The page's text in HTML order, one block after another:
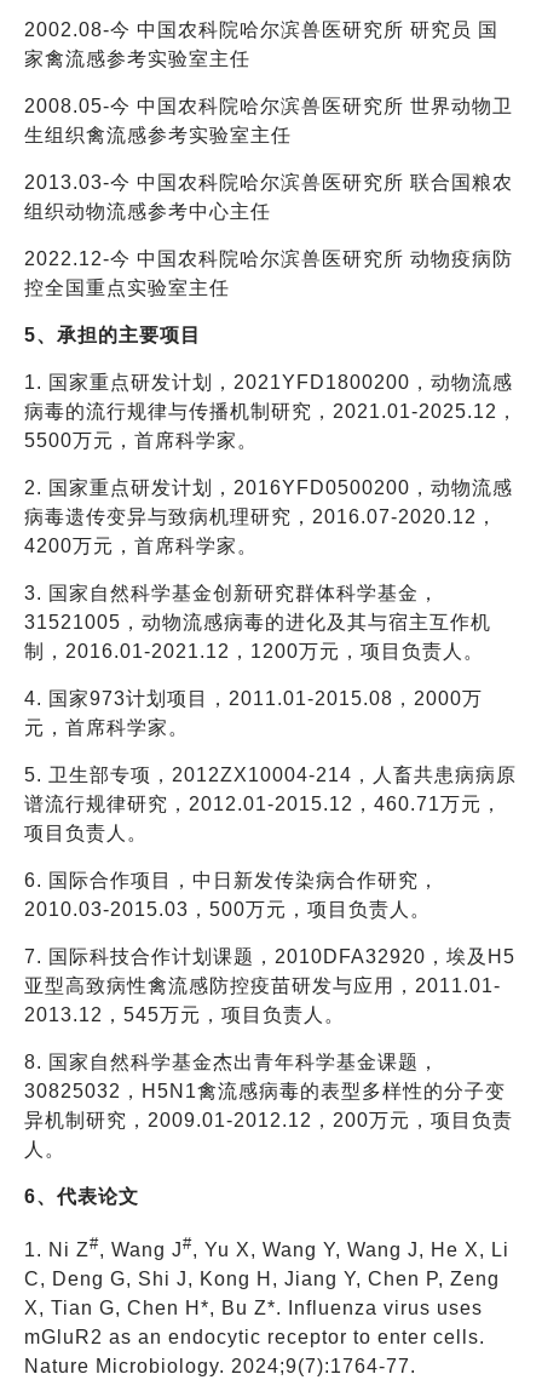
2002.08-今 中国农科院哈尔滨兽医研究所 研究员 国
家禽流感参考实验室主任
2008.05-今 中国农科院哈尔滨兽医研究所 世界动物卫
生组织禽流感参考实验室主任
2013.03-今 中国农科院哈尔滨兽医研究所 联合国粮农
组织动物流感参考中心主任
2022.12-今 中国农科院哈尔滨兽医研究所 动物疫病防
控全国重点实验室主任
5、承担的主要项目
1. 国家重点研发计划，2021YFD1800200，动物流感
病毒的流行规律与传播机制研究，2021.01-2025.12，
5500万元，首席科学家。
2. 国家重点研发计划，2016YFD0500200，动物流感
病毒遗传变异与致病机理研究，2016.07-2020.12，
4200万元，首席科学家。
3. 国家自然科学基金创新研究群体科学基金，
31521005，动物流感病毒的进化及其与宿主互作机
制，2016.01-2021.12，1200万元，项目负责人。
4. 国家973计划项目，2011.01-2015.08，2000万
元，首席科学家。
5. 卫生部专项，2012ZX10004-214，人畜共患病病原
谱流行规律研究，2012.01-2015.12，460.71万元，
项目负责人。
6. 国际合作项目，中日新发传染病合作研究，
2010.03-2015.03，500万元，项目负责人。
7. 国际科技合作计划课题，2010DFA32920，埃及H5
亚型高致病性禽流感防控疫苗研发与应用，2011.01-
2013.12，545万元，项目负责人。
8. 国家自然科学基金杰出青年科学基金课题，
30825032，H5N1禽流感病毒的表型多样性的分子变
异机制研究，2009.01-2012.12，200万元，项目负责
人。
6、代表论文
1. Ni Z#, Wang J#, Yu X, Wang Y, Wang J, He X, Li
C, Deng G, Shi J, Kong H, Jiang Y, Chen P, Zeng
X, Tian G, Chen H*, Bu Z*. Influenza virus uses
mGluR2 as an endocytic receptor to enter cells.
Nature Microbiology. 2024;9(7):1764-77.